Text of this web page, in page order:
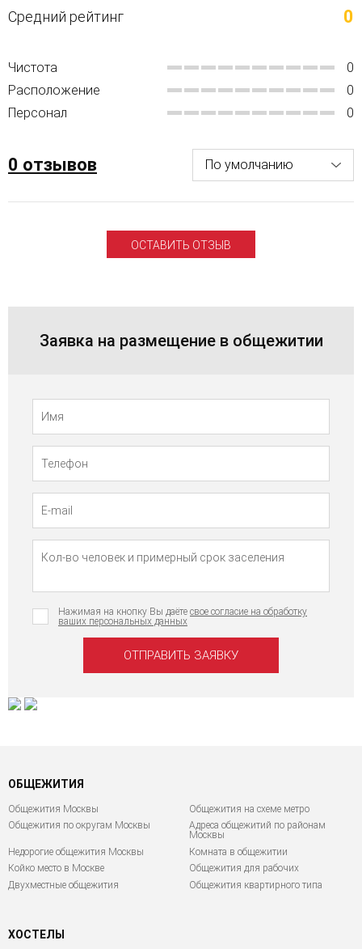
Средний рейтинг 0
Чистота
0
Расположение
0
Персонал
0
0 отзывов
ОСТАВИТЬ ОТЗЫВ
Заявка на размещение в общежитии
Нажимая на кнопку Вы даёте свое согласие на обработку
ваших персональных данных
ОБЩЕЖИТИЯ
Общежития Москвы
Общежития на схеме метро
Общежития по округам Москвы
Адреса общежитий по районам
Москвы
Недорогие общежития Москвы
Комната в общежитии
Койко место в Москве
Общежития для рабочих
Двухместные общежития
Общежития квартирного типа
ХОСТЕЛЫ